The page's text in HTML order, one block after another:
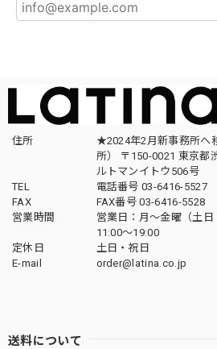
住所
★2024年2月新事務所へ
所） 〒150-0021 東京都
ルトマンイトウ506号
TEL
電話番号 03-6416-5527
FAX
FAX番号 03-6416-5528
営業時間
営業日：月〜金曜（土日
11:00〜19:00
定休日
土日・祝日
E-mail
order@latina.co.jp
送料について